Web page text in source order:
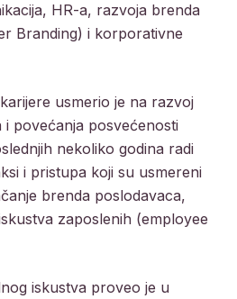
HR-a, razvoja brenda
Branding) i korporativne
usmerio je na razvoj
povećanja posvećenosti
nekoliko godina radi
i pristupa koji su usmereni
brenda poslodavaca,
zaposlenih (employee
iskustva proveo je u